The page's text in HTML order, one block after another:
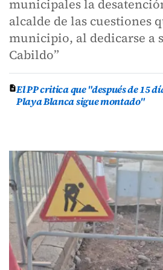
municipales la
alcalde de las cuestiones
municipio, al dedicarse a
Cabildo”
El PP critica que "después de 15
Playa Blanca sigue montado"